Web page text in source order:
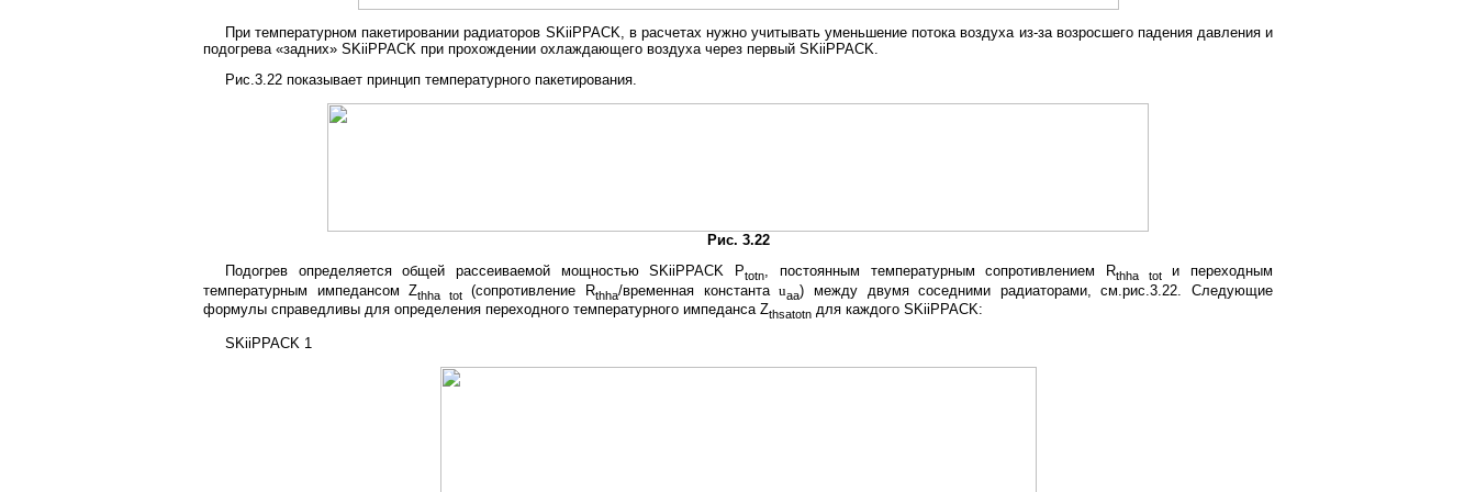
При температурном пакетировании радиаторов SKiiPPACK, в расчетах нужно учитывать уменьшение потока воздуха из-за возросшего падения давления и
подогрева «задних» SKiiPPACK при прохождении охлаждающего воздуха через первый SKiiPPACK.
Рис.3.22 показывает принцип температурного пакетирования.
Рис. 3.22
Подогрев определяется общей рассеиваемой мощностью SKiiPPACK Ptotn, постоянным температурным сопротивлением Rthha totи переходным
температурным импедансом Zthha tot(сопротивление Rthha/временная константаuaa) между двумя соседними радиаторами, см.рис.3.22. Следующие
формулы справедливы для определения переходного температурного импеданса Zthsatotn для каждого SKiiPPACK:
SKiiPPACK 1